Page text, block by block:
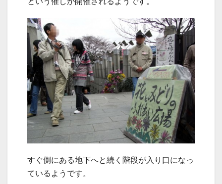
すぐ側にある地下へと続く階段が入り口になっ
ているようです。